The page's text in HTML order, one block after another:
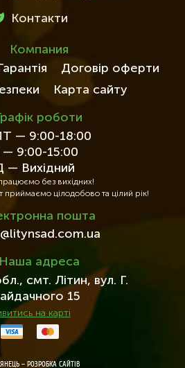
Контакти
Компания
Гарантія
Договір оферти
Карта сайту
роботи
— 9:00-18:00
9:00-15:00
— Вихідний
без вихідних!
приймаємо цілодобово та цілий рік!
пошта
Наша адреса
смт. Літин, вул. Г.
15
на карті
– РОЗРОБКА САЙТІВ
– РОЗРОБКА САЙТІВ